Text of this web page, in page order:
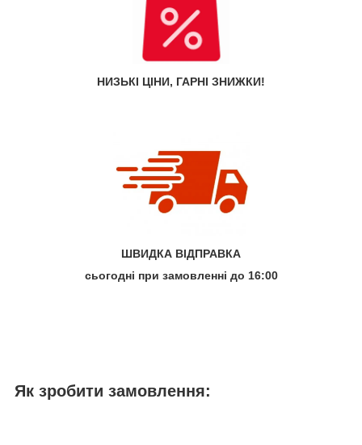
НИЗЬКІ ЦІНИ, ГАРНІ ЗНИЖКИ!
ШВИДКА ВІДПРАВКА
сьогодні при замовленні до 16:00
Як зробити замовлення: